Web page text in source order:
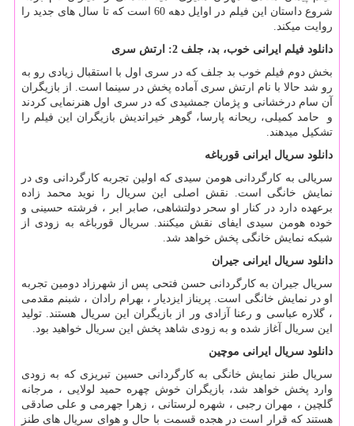
شروع داستان این فیلم در اوایل دهه 60 است که تا سال های جدید را
روایت میکند.
دانلود فیلم ایرانی خوب، بد، جلف 2: ارتش سری
بخش دوم فیلم خوب بد جلف که در سری اول با استقبال زیادی رو به
رو شد حالا با نام ارتش سری آماده پخش در سینما است. از بازیگران
آن سام درخشانی و پژمان جمشیدی که در سری اول هنرنمایی کردند
و حامد کمیلی، ریحانه پارسا، گوهر خیراندیش بازیگران این فیلم را
تشکیل میدهند.
دانلود سریال ایرانی قورباغه
سریالی به کارگردانی هومن سیدی که اولین تجربه کارگردانی وی در
نمایش خانگی است. نقش اصلی این سریال را نوید محمد زاده
برعهده دارد در کنار او سحر دولتشاهی، صابر ابر ، فرشته حسینی و
خوده هومن سیدی ایفای نقش میکنند. سریال قورباغه به زودی از
شبکه نمایش خانگی پخش خواهد شد.
دانلود سریال ایرانی جیران
سریال جیران به کارگردانی حسن فتحی پس از شهرزاد دومین تجربه
او در نمایش خانگی است. پریناز ایزدیار ، بهرام رادان ، شبنم مقدمی
، گلاره عباسی و رعنا آزادی ور از بازیگران این سریال هستند. تولید
این سریال آغاز شده و به زودی شاهد پخش این سریال خواهید بود.
دانلود سریال ایرانی موچین
سریال طنز نمایش خانگی به کارگردانی حسین تبریزی که به زودی
وارد پخش خواهد شد، بازیگران خوش چهره حمید لولایی ، مرجانه
گلچین ، مهران رجبی ، شهره لرستانی ، زهرا جهرمی و علی صادقی
هستند که قرار است در هجده قسمت با حال و هوای سریال های طنز